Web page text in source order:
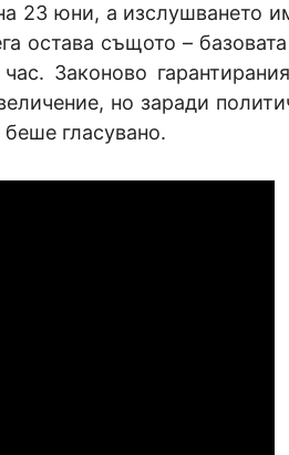
23 юни, а изслушването
остава същото –
Законово
но заради
гласувано.